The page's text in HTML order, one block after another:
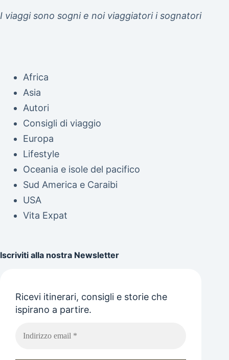
I viaggi sono sogni e noi viaggiatori i sognatori
Africa
Asia
Autori
Consigli di viaggio
Europa
Lifestyle
Oceania e isole del pacifico
Sud America e Caraibi
USA
Vita Expat
Iscriviti alla nostra Newsletter
Ricevi itinerari, consigli e storie che
ispirano a partire.